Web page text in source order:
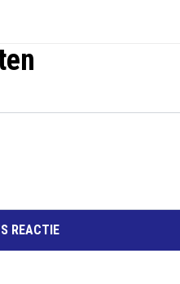
REACTIE